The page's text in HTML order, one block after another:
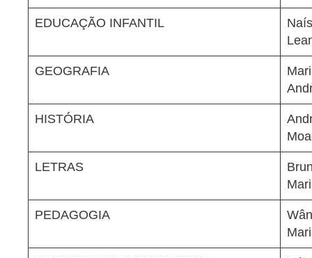
EDUCAÇÃO INFANTIL
GEOGRAFIA
HISTÓRIA
LETRAS
PEDAGOGIA